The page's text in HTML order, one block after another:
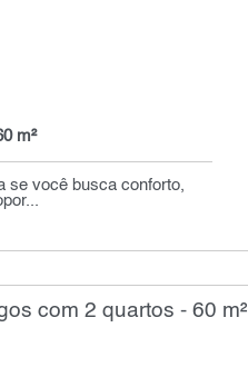
m²
se você busca conforto,
com 2 quartos - 60 m²